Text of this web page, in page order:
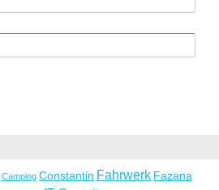
Camping Constantin Fahrwerk Fazana